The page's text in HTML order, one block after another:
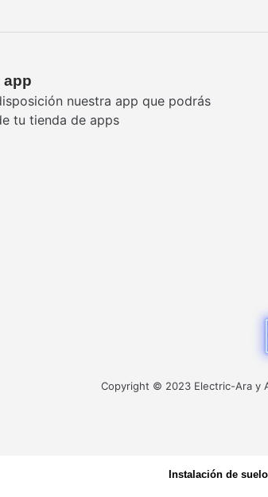
app
nuestra app que podrás
tu tienda de apps
Copyright © 2023 Electric-Ara y
Instalación de